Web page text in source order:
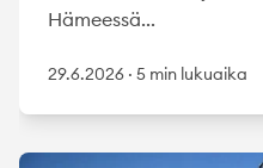
Hämeessä...
29.6.2026 · 5 min lukuaika